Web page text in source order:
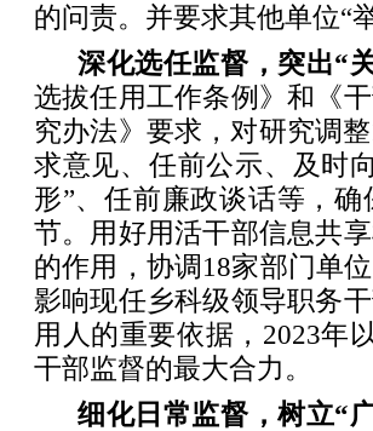
的问责。并要求其他单位“
深化选任监督，突出“
选拔任用工作条例》和《
究办法》要求，对研究调
求意见、任前公示、及时
形”、任前廉政谈话等，
节。用好用活干部信息共
的作用，协调18家部门单
影响现任乡科级领导职务
用人的重要依据，2023年
干部监督的最大合力。
细化日常监督，树立“